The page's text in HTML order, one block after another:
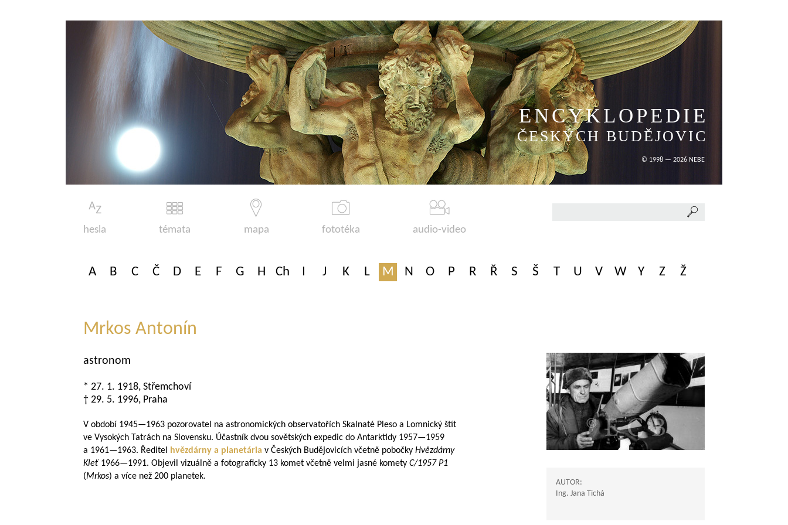
ENCYKLOPEDIE
ČESKÝCH BUDĚJOVIC
© 1998 — 2026 NEBE
hesla témata mapa fototéka audio-video
A B C Č D E F G H Ch I J K L M N O P R Ř S Š T U V W Y Z Ž
Mrkos Antonín
astronom
* 27. 1. 1918, Střemchoví
† 29. 5. 1996, Praha
V období 1945—1963 pozorovatel na astronomických observatořích Skalnaté Pleso a Lomnický štít
ve Vysokých Tatrách na Slovensku. Účastník dvou sovětských expedic do Antarktidy 1957—1959
a 1961—1963. Ředitel hvězdárny a planetária v Českých Budějovicích včetně pobočky Hvězdárny
Kleť 1966—1991. Objevil vizuálně a fotograficky 13 komet včetně velmi jasné komety C/1957 P1
(Mrkos) a více než 200 planetek.
AUTOR:
Ing. Jana Tichá